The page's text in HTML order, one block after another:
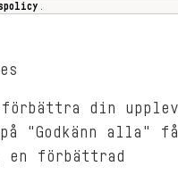
RECEPT
VEGONYTT
OM OSS
din
"Godkänn alla"
förbättrad